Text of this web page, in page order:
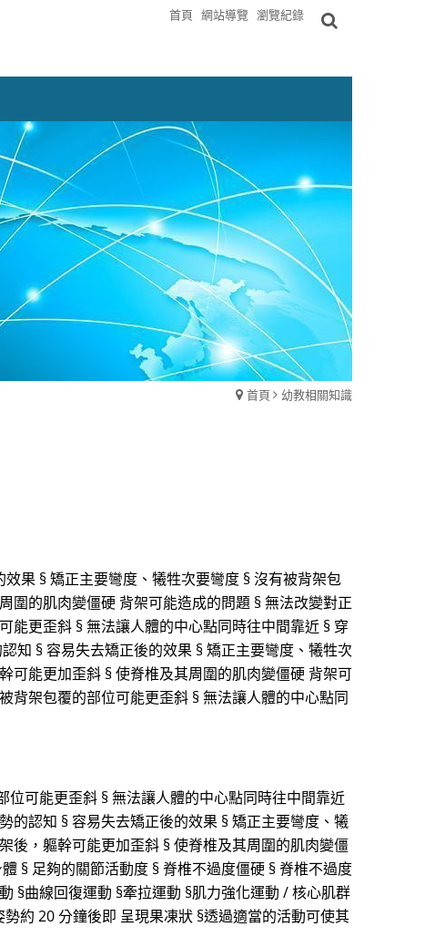
首頁 網站導覽 瀏覽紀錄
首頁 幼教相關知識
果 § 矯正主要彎度、犧牲次要彎度 § 沒有被背架包
圍的肌肉變僵硬 背架可能造成的問題 § 無法改變對正
能更歪斜 § 無法讓人體的中心點同時往中間靠近 § 穿
知 § 容易失去矯正後的效果 § 矯正主要彎度、犧牲次
可能更加歪斜 § 使脊椎及其周圍的肌肉變僵硬 背架可
背架包覆的部位可能更歪斜 § 無法讓人體的中心點同
可能更歪斜 § 無法讓人體的中心點同時往中間靠近
的認知 § 容易失去矯正後的效果 § 矯正主要彎度、犧
後，軀幹可能更加歪斜 § 使脊椎及其周圍的肌肉變僵
§ 足夠的關節活動度 § 脊椎不過度僵硬 § 脊椎不過度
§曲線回復運動 §牽拉運動 §肌力強化運動 / 核心肌群
約 20 分鐘後即 呈現果凍狀 §透過適當的活動可使其